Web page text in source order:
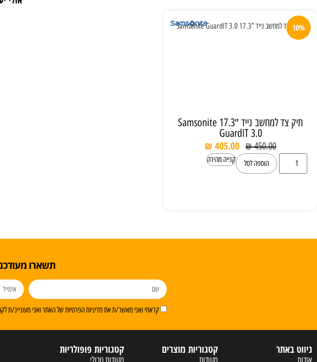
תיק צד למחשב נייד 17.3″ Samsonite
GuardIT 3.0
₪450.00
₪ 405.00
הוספה לסל קנייה מהירה
10%
תשארו
קראתי ואני מאשר/ת את מדיניות הפרטיות של האתר ואני מעוניינ/ת
ניווט באתר קטגוריות מוצרים קטגוריות פופולריות